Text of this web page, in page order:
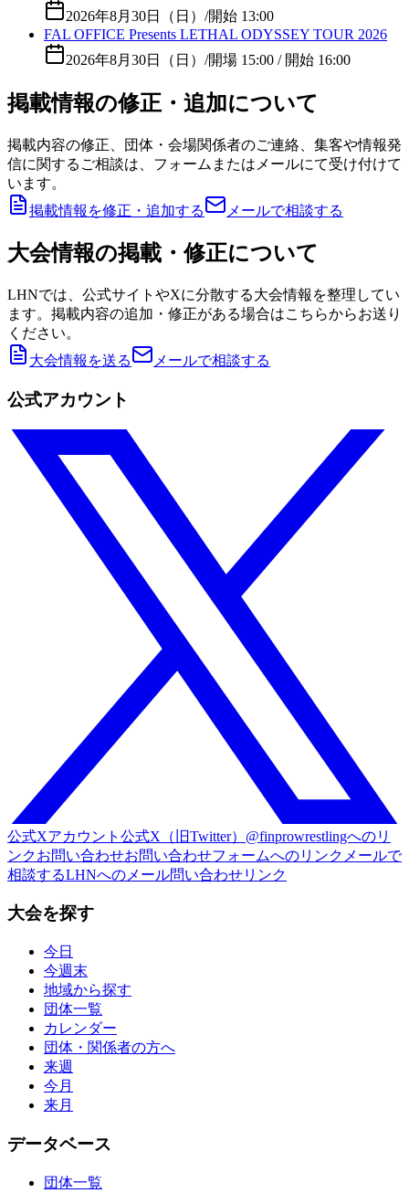
2026年8月30日（日） /開始 13:00
FAL OFFICE Presents LETHAL ODYSSEY TOUR 2026
2026年8月30日（日） /開場 15:00 / 開始 16:00
掲載情報の修正・追加について
掲載内容の修正、団体・会場関係者のご連絡、集客や情報発
信に関するご相談は、フォームまたはメールにて受け付けて
います。
掲載情報を修正・追加する
メールで相談する
大会情報の掲載・修正について
LHNでは、公式サイトやXに分散する大会情報を整理してい
ます。掲載内容の追加・修正がある場合はこちらからお送り
ください。
大会情報を送る
メールで相談する
公式アカウント
公式Xアカウント 公式X（旧Twitter）@finprowrestlingへのリ
ンクお問い合わせお問い合わせフォームへのリンク メールで
相談するLHNへのメール問い合わせリンク
大会を探す
今日
今週末
地域から探す
団体一覧
カレンダー
団体・関係者の方へ
来週
今月
来月
データベース
団体一覧